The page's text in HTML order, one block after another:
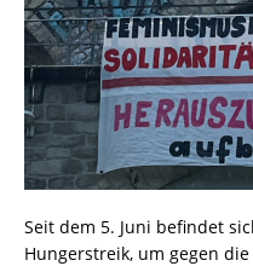
Seit dem 5. Juni befindet
Hungerstreik, um gegen